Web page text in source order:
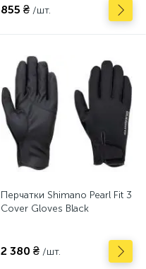
855 ₴ /шт.
Перчатки Shimano Pearl Fit 3
Cover Gloves Black
2 380 ₴ /шт.